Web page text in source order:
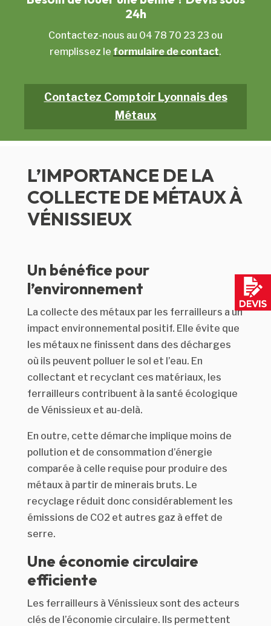
24h
Contactez-nous au 04 78 70 23 23 ou
remplissez le formulaire de contact.
Contactez Comptoir Lyonnais des
Métaux
L’IMPORTANCE DE LA
COLLECTE DE MÉTAUX À
VÉNISSIEUX
Un bénéfice pour
l’environnement
La collecte des métaux par les ferrailleurs a un
impact environnemental positif. Elle évite que
les métaux ne finissent dans des décharges
où ils peuvent polluer le sol et l’eau. En
collectant et recyclant ces matériaux, les
ferrailleurs contribuent à la santé écologique
de Vénissieux et au-delà.
En outre, cette démarche implique moins de
pollution et de consommation d’énergie
comparée à celle requise pour produire des
métaux à partir de minerais bruts. Le
recyclage réduit donc considérablement les
émissions de CO2 et autres gaz à effet de
serre.
Une économie circulaire
efficiente
Les ferrailleurs à Vénissieux sont des acteurs
clés de l’économie circulaire. Ils permettent